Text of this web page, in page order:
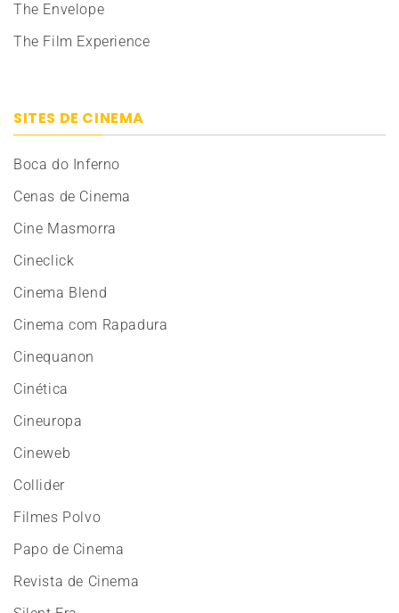
The Envelope
The Film Experience
SITES DE CINEMA
Boca do Inferno
Cenas de Cinema
Cine Masmorra
Cineclick
Cinema Blend
Cinema com Rapadura
Cinequanon
Cinética
Cineuropa
Cineweb
Collider
Filmes Polvo
Papo de Cinema
Revista de Cinema